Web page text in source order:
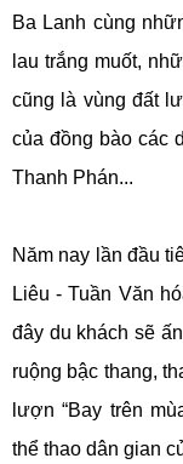
Ba Lanh cùng
lau trắng muốt,
cũng là vùng đất
của đồng bào các
Thanh Phán...
Năm nay lần đầu
Liêu - Tuần Văn
đây du khách sẽ
ruộng bậc thang,
lượn “Bay trên
thể thao dân gian